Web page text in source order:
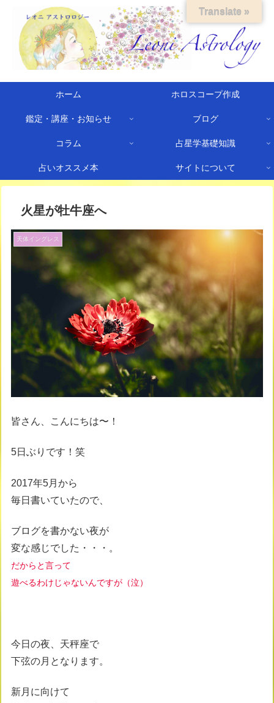
ホーム ホロスコープ作成
鑑定・講座・お知らせ ブログ
コラム 占星学基礎知識
占いオススメ本 サイトについて
火星が牡牛座へ
天体イングレス
皆さん、こんにちは〜！
5日ぶりです！笑
2017年5月から
毎日書いていたので、
ブログを書かない夜が
変な感じでした・・・。
だからと言って
遊べるわけじゃないんですが（泣）
今日の夜、天秤座で
下弦の月となります。
新月に向けて
Translate »